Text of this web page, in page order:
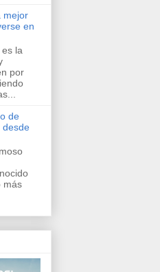
mejor
en
la
por
de
desde
más